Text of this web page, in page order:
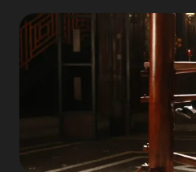
ENSEIGNEMENT.